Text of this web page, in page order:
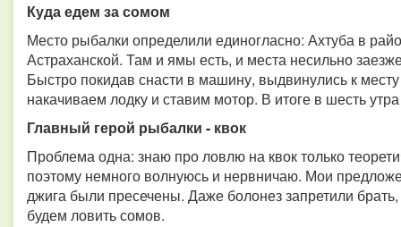
Куда едем за сомом
Место рыбалки определили единогласно: Ахтуба в
Астраханской. Там и ямы есть, и места несильно
Быстро покидав снасти в машину, выдвинулись к
накачиваем лодку и ставим мотор. В итоге в шесть
Главный герой рыбалки - квок
Проблема одна: знаю про ловлю на квок только
поэтому немного волнуюсь и нервничаю. Мои
джига были пресечены. Даже болонез запретили
будем ловить сомов.